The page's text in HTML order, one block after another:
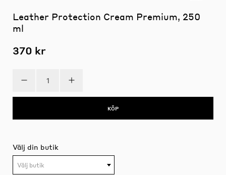
Leather Protection Cream Premium, 250
ml
370 kr
KÖP
Välj din butik
Välj butik